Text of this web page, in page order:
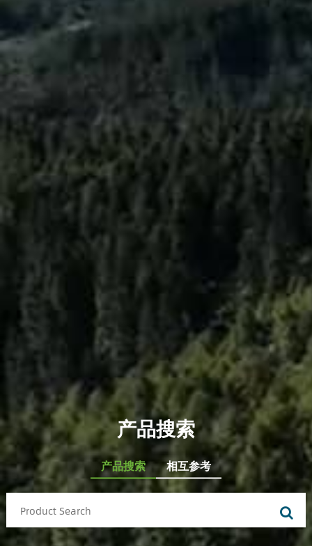
产品搜索
产品搜索 相互参考